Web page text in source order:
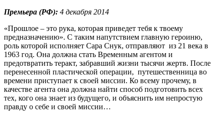
Премьера (РФ): 4 декабря 2014
«Прошлое – это рука, которая приведет тебя к твоему
предназначению». С таким напутствием главную героиню,
роль которой исполняет Сара Снук, отправляют из 21 века в
1963 год. Она должна стать Временным агентом и
предотвратить теракт, забравший жизни тысячи жертв. После
перенесенной пластической операции, путешественница во
времени приступает к своей миссии. Ко всему прочему, в
качестве агента она должна найти способ подготовить всех
тех, кого она знает из будущего, и объяснить им непростую
правду о себе и своей миссии…